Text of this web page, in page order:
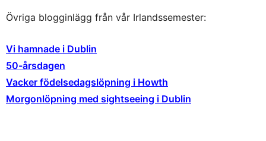
Övriga blogginlägg från vår Irlandssemester:
Vi hamnade i Dublin
50-årsdagen
Vacker födelsedagslöpning i Howth
Morgonlöpning med sightseeing i Dublin